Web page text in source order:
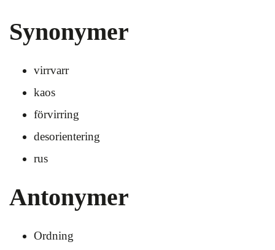
Synonymer
virrvarr
kaos
förvirring
desorientering
rus
Antonymer
Ordning